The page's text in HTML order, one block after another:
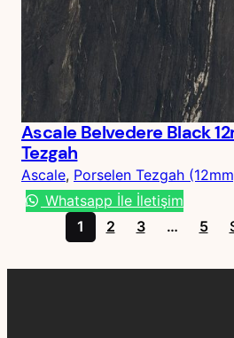
Ascale Belvedere Black
Tezgah
Ascale, Porselen Tezgah
Whatsapp İle İletişim
1
2 3 … 5